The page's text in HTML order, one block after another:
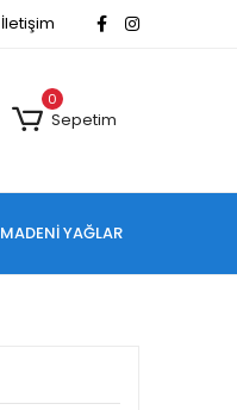
İletişim
0
Sepetim
MADENİ YAĞLAR